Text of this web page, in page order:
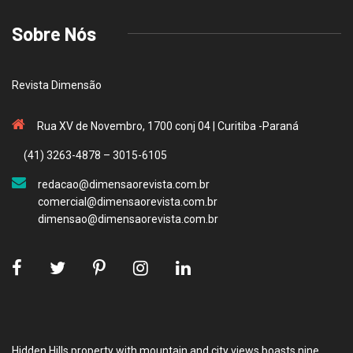
Sobre Nós
Revista Dimensão
Rua XV de Novembro, 1700 conj 04 | Curitiba -Paraná
(41) 3263-4878 – 3015-6105
redacao@dimensaorevista.com.br
comercial@dimensaorevista.com.br
dimensao@dimensaorevista.com.br
Hidden Hills property with mountain and city views boasts nine